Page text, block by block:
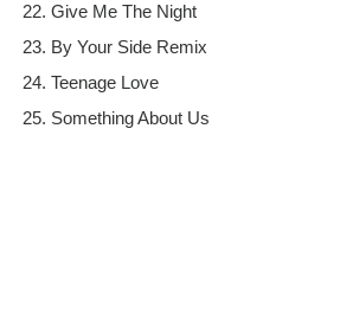
22. Give Me The Night
23. By Your Side Remix
24. Teenage Love
25. Something About Us